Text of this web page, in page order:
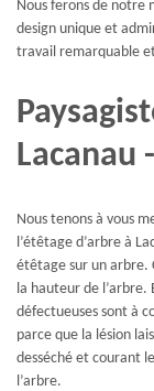
Nous ferons de notre
design unique et
travail remarquable
Lacanau
Nous tenons à vous
l’étêtage d’arbre à
étêtage sur un arbre.
la hauteur de
défectueuses sont à
parce que la lésion
desséché et courant
l’arbre.